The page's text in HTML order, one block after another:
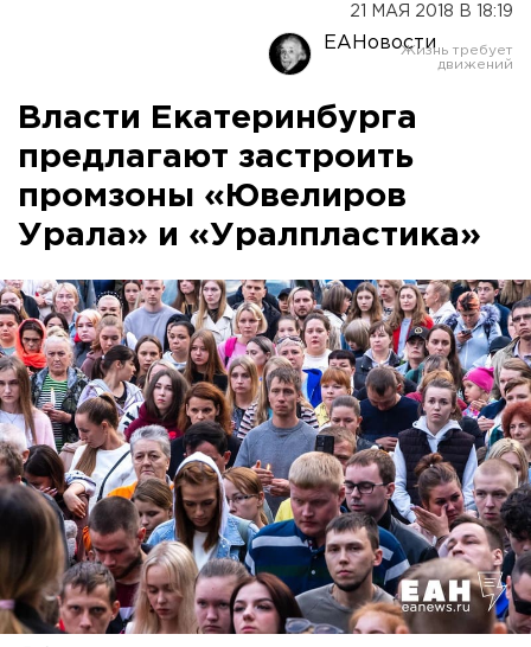
21 МАЯ 2018 В 18:19
ЕАНовости
Власти Екатеринбурга
предлагают застроить
промзоны «Ювелиров
Урала» и «Уралпластика»